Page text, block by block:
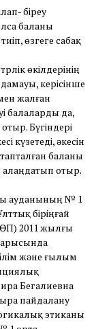
біреу
баланы
өзгеге сабақ
өкілдерінің
керісінше
жалған
балаларды да,
Бүгіндері
күзетеді, әкесін
баланы
алаңдатып отыр.
ауданының № 1
біріңғай
2011 жылғы
және ғылым
Бегалиевна
пайдалану
этиканы